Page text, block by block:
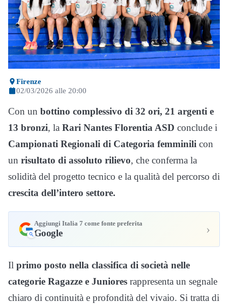
Firenze
02/03/2026 alle 20:00
Con un bottino complessivo di 32 ori, 21 argenti e
13 bronzi, la Rari Nantes Florentia ASD conclude i
Campionati Regionali di Categoria femminili con
un risultato di assoluto rilievo, che conferma la
solidità del progetto tecnico e la qualità del percorso di
crescita dell’intero settore.
Aggiungi Italia 7 come fonte preferita
Google ›
Il primo posto nella classifica di società nelle
categorie Ragazze e Juniores rappresenta un segnale
chiaro di continuità e profondità del vivaio. Si tratta di